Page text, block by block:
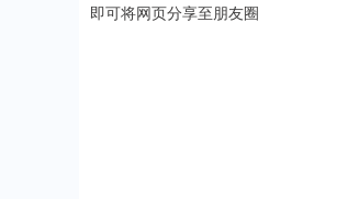
即可将网页分享至朋友圈